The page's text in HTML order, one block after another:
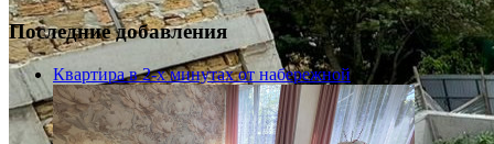
Последние добавления
Квартира в 2-х минутах от набережной